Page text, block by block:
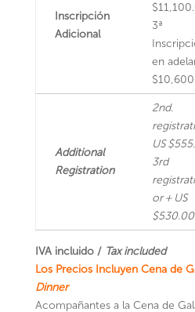
Inscripción
Adicional
3ª
en
Additional
Registration
2nd.
US
3rd
or + US
$530.00
IVA incluido / Tax included
Los Precios Incluyen Cena de
Dinner
Acompañantes a la Cena de